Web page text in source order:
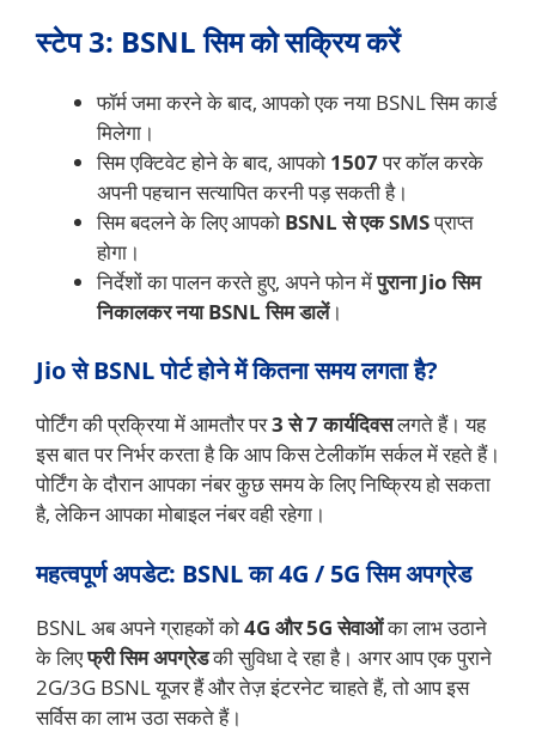
स्टेप 3: BSNL सिम को सक्रिय करें
फॉर्म जमा करने के बाद, आपको एक नया BSNL सिम कार्ड
मिलेगा।
सिम एक्टिवेट होने के बाद, आपको 1507पर कॉल करके
अपनी पहचान सत्यापित करनी पड़ सकती है।
सिम बदलने के लिए आपको BSNL से एक SMSप्राप्त
होगा।
निर्देशों का पालन करते हुए, अपने फोन मेंपुराना Jio सिम
निकालकर नया BSNL सिम डालें।
Jio से BSNL पोर्ट होने में कितना समय लगता है?
पोर्टिंग की प्रक्रिया में आमतौर पर3 से 7 कार्यदिवसलगते हैं। यह
इस बात पर निर्भर करता है कि आप किस टेलीकॉम सर्कल में रहते हैं।
पोर्टिंग के दौरान आपका नंबर कुछ समय के लिए निष्क्रिय हो सकता
है, लेकिन आपका मोबाइल नंबर वही रहेगा।
महत्वपूर्ण अपडेट: BSNL का 4G / 5G सिम अपग्रेड
BSNL अब अपने ग्राहकों को4G और 5G सेवाओंका लाभ उठाने
के लिएफ्री सिम अपग्रेडकी सुविधा दे रहा है। अगर आप एक पुराने
2G/3G BSNL यूजर हैं और तेज़ इंटरनेट चाहते हैं, तो आप इस
सर्विस का लाभ उठा सकते हैं।